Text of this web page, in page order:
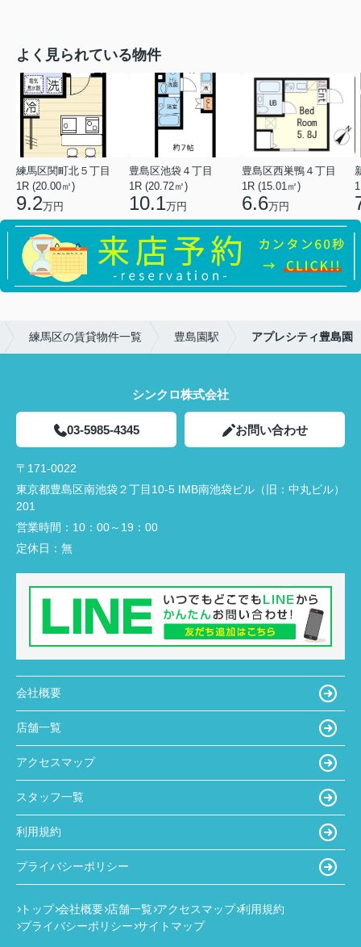
よく見られている物件
練馬区関町北５丁目
1R (20.00㎡)
9.2万円
豊島区池袋４丁目
1R (20.72㎡)
10.1万円
豊島区西巣鴨４丁目
1R (15.01㎡)
6.6万円
練馬区の賃貸物件一覧 豊島園駅 アプレシティ豊島園
シンクロ株式会社
03-5985-4345 お問い合わせ
〒171-0022
東京都豊島区南池袋２丁目10-5 IMB南池袋ビル（旧：中丸ビル）
201
営業時間： 10：00～19：00
定休日： 無
会社概要
店舗一覧
アクセスマップ
スタッフ一覧
利用規約
プライバシーポリシー
トップ 会社概要 店舗一覧 アクセスマップ 利用規約
プライバシーポリシー サイトマップ